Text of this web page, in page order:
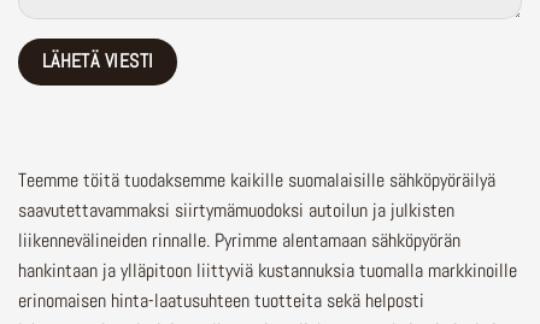
Teemme töitä tuodaksemme kaikille suomalaisille sähköpyöräilyä
saavutettavammaksi siirtymämuodoksi autoilun ja julkisten
liikennevälineiden rinnalle. Pyrimme alentamaan sähköpyörän
hankintaan ja ylläpitoon liittyviä kustannuksia tuomalla markkinoille
erinomaisen hinta-laatusuhteen tuotteita sekä helposti